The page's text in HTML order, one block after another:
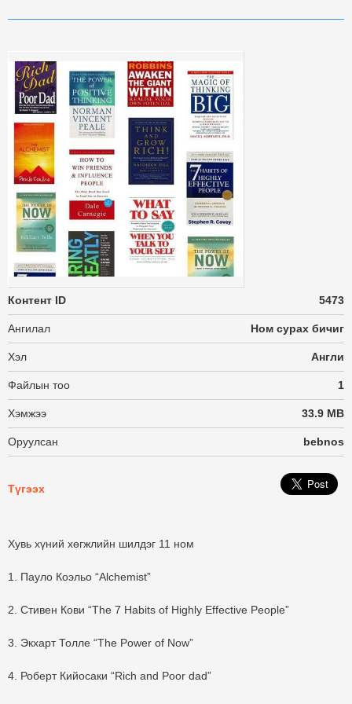
Контент ID 5473
Ангилал Ном сурах бичиг
Хэл Англи
Файлын тоо 1
Хэмжээ 33.9 MB
Оруулсан bebnos
Түгээх
Хувь хүний хөгжлийн шилдэг 11 ном
1. Пауло Коэльо “Аlchemist”
2. Стивен Кови “The 7 Habits of Highly Effective People”
3. Экхарт Толле “The Power of Now”
4. Роберт Кийосаки “Rich and Poor dad”